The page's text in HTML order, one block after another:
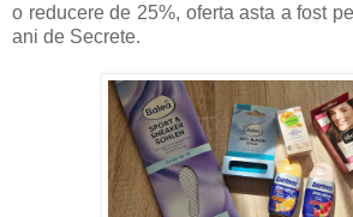
o reducere de 25%, oferta asta a fost
ani de Secrete.